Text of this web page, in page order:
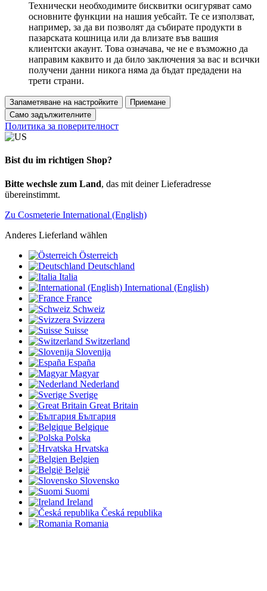
Технически необходимите бисквитки осигуряват само
основните функции на нашия уебсайт. Те се използват,
например, за да ви позволят да събирате продукти в
пазарската кошница или да влизате във вашия
клиентски акаунт. Това означава, че не е възможно да
направим каквито и да било заключения за вас и всички
получени данни никога няма да бъдат предадени на
трети страни.
Запаметяване на настройките
Приемане
Само задължителните
Политика за поверителност
Bist du im richtigen Shop?
Bitte wechsle zum Land, das mit deiner Lieferadresse
übereinstimmt.
Zu Cosmeterie International (English)
Anderes Lieferland wählen
Österreich
Deutschland
Italia
International (English)
France
Schweiz
Svizzera
Suisse
Switzerland
Slovenija
España
Magyar
Nederland
Sverige
Great Britain
България
Belgique
Polska
Hrvatska
Belgien
België
Slovensko
Suomi
Ireland
Česká republika
Romania